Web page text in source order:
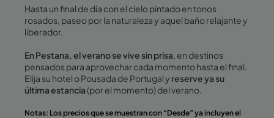
Hasta un final de día con el cielo pintado en tonos
rosados, paseo por la naturaleza y aquel baño relajante y
liberador.
En Pestana, el verano se vive sin prisa, en destinos
pensados para aprovechar cada momento hasta el final.
Elija su hotel o Pousada de Portugal y reserve ya su
última estancia(por el momento) del verano.
Notas: Los precios que se muestran con “Desde” ya incluyen el